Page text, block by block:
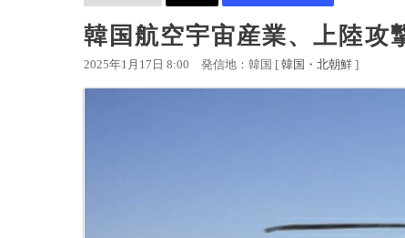
韓国航空宇宙産業、上陸攻
2025年1月17日 8:00 発信地：韓国 [ 韓国・北朝鮮 ]